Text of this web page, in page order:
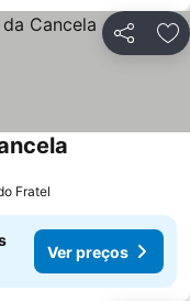
Partilhar
Fratel
Ver preços